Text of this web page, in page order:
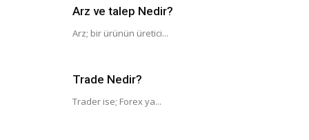
Arz ve talep Nedir?
Arz; bir ürünün üretici...
Trade Nedir?
Trader ise; Forex ya...